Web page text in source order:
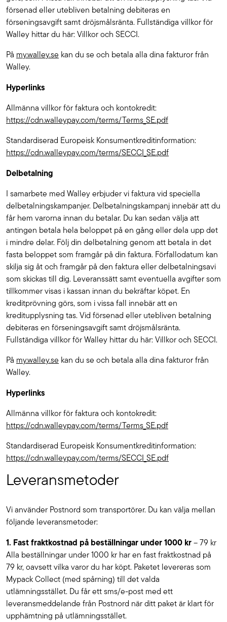
försenad eller utebliven betalning debiteras en
förseningsavgift samt dröjsmålsränta. Fullständiga villkor för
Walley hittar du här: Villkor och SECCI.
På my.walley.se kan du se och betala alla dina fakturor från
Walley.
Hyperlinks
Allmänna villkor för faktura och kontokredit:
https://cdn.walleypay.com/terms/Terms_SE.pdf
Standardiserad Europeisk Konsumentkreditinformation:
https://cdn.walleypay.com/terms/SECCI_SE.pdf
Delbetalning
I samarbete med Walley erbjuder vi faktura vid speciella
delbetalningskampanjer. Delbetalningskampanj innebär att du
får hem varorna innan du betalar. Du kan sedan välja att
antingen betala hela beloppet på en gång eller dela upp det
i mindre delar. Följ din delbetalning genom att betala in det
fasta beloppet som framgår på din faktura. Förfallodatum kan
skilja sig åt och framgår på den faktura eller delbetalningsavi
som skickas till dig. Leveranssätt samt eventuella avgifter som
tillkommer visas i kassan innan du bekräftar köpet. En
kreditprövning görs, som i vissa fall innebär att en
kreditupplysning tas. Vid försenad eller utebliven betalning
debiteras en förseningsavgift samt dröjsmålsränta.
Fullständiga villkor för Walley hittar du här: Villkor och SECCI.
På my.walley.se kan du se och betala alla dina fakturor från
Walley.
Hyperlinks
Allmänna villkor för faktura och kontokredit:
https://cdn.walleypay.com/terms/Terms_SE.pdf
Standardiserad Europeisk Konsumentkreditinformation:
https://cdn.walleypay.com/terms/SECCI_SE.pdf
Leveransmetoder
Vi använder Postnord som transportörer. Du kan välja mellan
följande leveransmetoder:
1. Fast fraktkostnad på beställningar under 1000 kr– 79 kr
Alla beställningar under 1000 kr har en fast fraktkostnad på
79 kr, oavsett vilka varor du har köpt. Paketet levereras som
Mypack Collect (med spårning) till det valda
utlämningsstället. Du får ett sms/e-post med ett
leveransmeddelande från Postnord när ditt paket är klart för
upphämtning på utlämningsstället.